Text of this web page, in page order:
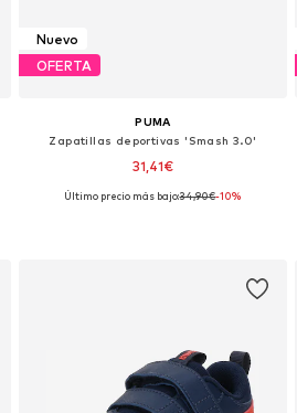
Nuevo
OFERTA
PUMA
Zapatillas deportivas 'Smash 3.0'
31,41€
Tallas disponibles: 20, 21, 22, 23, 25, 26
Último precio más bajo:34,90€-10%